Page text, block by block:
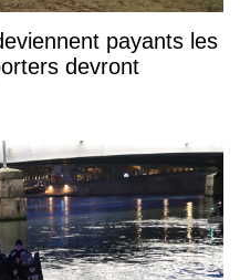
payants les
devront